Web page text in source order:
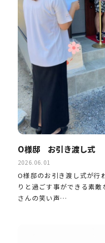
O様邸 お引き渡し式
2026.06.01
O様邸のお引き渡し式が行
りと過ごす事ができる素
さんの笑い声…